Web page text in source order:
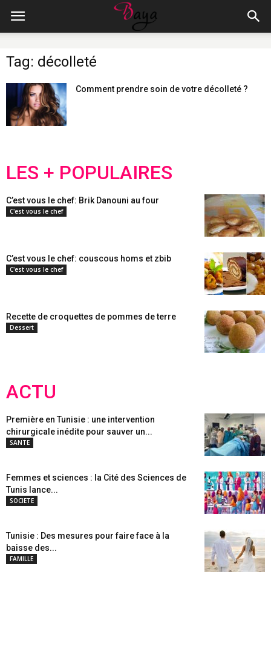
Tag: décolleté
Comment prendre soin de votre décolleté ?
LES + POPULAIRES
C’est vous le chef: Brik Danouni au four
C'est vous le chef
C’est vous le chef: couscous homs et zbib
C'est vous le chef
Recette de croquettes de pommes de terre
Dessert
ACTU
Première en Tunisie : une intervention
chirurgicale inédite pour sauver un...
SANTE
Femmes et sciences : la Cité des Sciences de
Tunis lance...
SOCIETE
Tunisie : Des mesures pour faire face à la
baisse des...
FAMILLE